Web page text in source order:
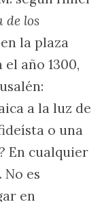
de los
la plaza
año 1300,
a la luz de
o una
En cualquier
es
en